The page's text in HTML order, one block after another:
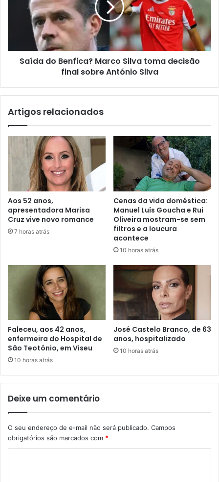
Saída do Benfica? Marco Silva toma decisão
final sobre António Silva
Artigos relacionados
Aos 52 anos,
apresentadora Marisa
Cruz vive novo romance
7 horas atrás
Cenas da vida doméstica:
Manuel Luís Goucha e Rui
Oliveira mostram-se sem
filtros e a loucura
acontece
10 horas atrás
Faleceu, aos 42 anos,
enfermeira do Hospital de
São Teotónio, em Viseu
10 horas atrás
José Castelo Branco, de 63
anos, hospitalizado
10 horas atrás
Deixe um comentário
O seu endereço de e-mail não será publicado. Campos
obrigatórios são marcados com *